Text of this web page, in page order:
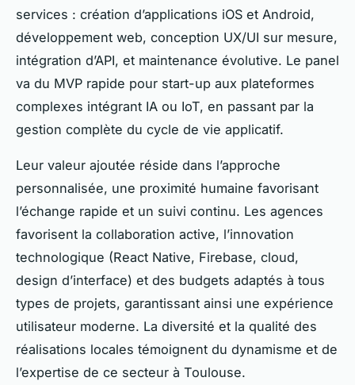
services : création d’applications iOS et Android,
développement web, conception UX/UI sur mesure,
intégration d’API, et maintenance évolutive. Le panel
va du MVP rapide pour start-up aux plateformes
complexes intégrant IA ou IoT, en passant par la
gestion complète du cycle de vie applicatif.
Leur valeur ajoutée réside dans l’approche
personnalisée, une proximité humaine favorisant
l’échange rapide et un suivi continu. Les agences
favorisent la collaboration active, l’innovation
technologique (React Native, Firebase, cloud,
design d’interface) et des budgets adaptés à tous
types de projets, garantissant ainsi une expérience
utilisateur moderne. La diversité et la qualité des
réalisations locales témoignent du dynamisme et de
l’expertise de ce secteur à Toulouse.